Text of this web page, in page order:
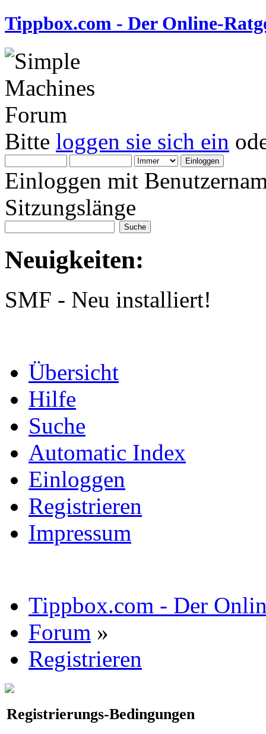
Tippbox.com - Der Online-
Bitte loggen sie sich ein
Einloggen mit
Sitzungslänge
Neuigkeiten:
SMF - Neu installiert!
Übersicht
Hilfe
Suche
Automatic Index
Einloggen
Registrieren
Impressum
Tippbox.com - Der
Forum »
Registrieren
Registrierungs-Bedingungen